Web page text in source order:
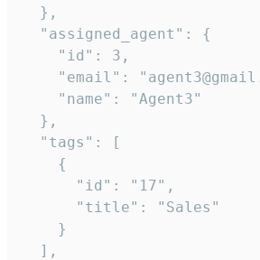
  },
  "assigned_agent": {
    "id": 3,
"email":
    "name": "Agent3"
  },
  "tags": [
    {
      "id": "17",
      "title": "Sales"
    }
  ],